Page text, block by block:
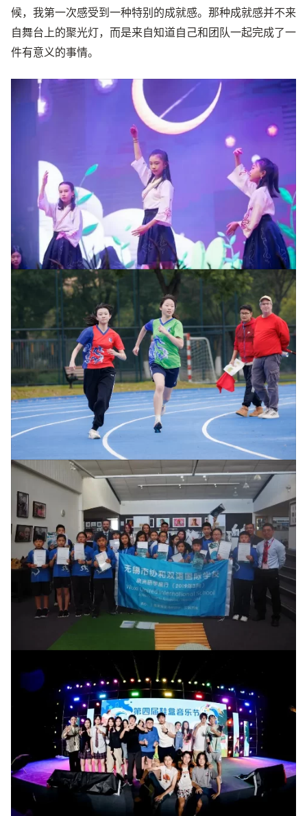
候，我第一次感受到一种特别的成就感。那种成就感并不来
自舞台上的聚光灯，而是来自知道自己和团队一起完成了一
件有意义的事情。